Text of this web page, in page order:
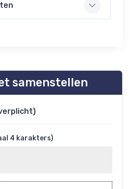
samenstellen
4 karakters)